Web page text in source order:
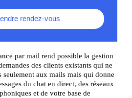
rendez-vous
par mail rend possible la gestion
des clients existants qui ne
seulement aux mails mais qui donne
du chat en direct, des réseaux
et de votre base de